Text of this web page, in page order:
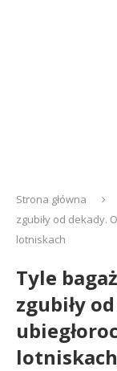
Strona główna
zgubiły od dekady.
lotniskach
Tyle
zgubiły
lotniskach